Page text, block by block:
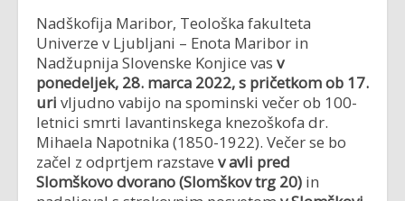
Nadškofija Maribor, Teološka fakulteta
Univerze v Ljubljani – Enota Maribor in
Nadžupnija Slovenske Konjice vas v
ponedeljek, 28. marca 2022, s pričetkom ob 17.
uri vljudno vabijo na spominski večer ob 100-
letnici smrti lavantinskega knezoškofa dr.
Mihaela Napotnika (1850-1922). Večer se bo
začel z odprtjem razstave v avli pred
Slomškovo dvorano (Slomškov trg 20) in